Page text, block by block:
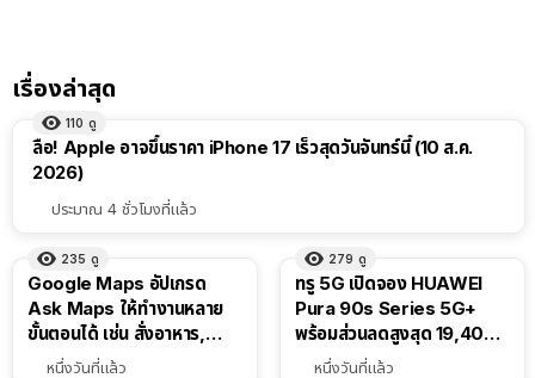
เรื่องล่าสุด
110 ดู
ลือ! Apple อาจขึ้นราคา iPhone 17 เร็วสุดวันจันทร์นี้ (10 ส.ค.
2026)
ประมาณ 4 ชั่วโมงที่แล้ว
235 ดู
Google Maps อัปเกรด
Ask Maps ให้ทำงานหลาย
ขั้นตอนได้ เช่น สั่งอาหาร,
ติดตามขนส่งสาธารณะ
หนึ่งวันที่แล้ว
279 ดู
ทรู 5G เปิดจอง HUAWEI
Pura 90s Series 5G+
พร้อมส่วนลดสูงสุด 19,400
หนึ่งวันที่แล้ว